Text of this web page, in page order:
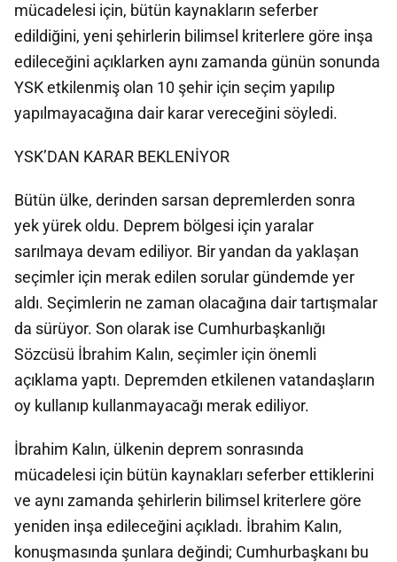
mücadelesi için, bütün kaynakların seferber
edildiğini, yeni şehirlerin bilimsel kriterlere göre inşa
edileceğini açıklarken aynı zamanda günün sonunda
YSK etkilenmiş olan 10 şehir için seçim yapılıp
yapılmayacağına dair karar vereceğini söyledi.
YSK’DAN KARAR BEKLENİYOR
Bütün ülke, derinden sarsan depremlerden sonra
yek yürek oldu. Deprem bölgesi için yaralar
sarılmaya devam ediliyor. Bir yandan da yaklaşan
seçimler için merak edilen sorular gündemde yer
aldı. Seçimlerin ne zaman olacağına dair tartışmalar
da sürüyor. Son olarak ise Cumhurbaşkanlığı
Sözcüsü İbrahim Kalın, seçimler için önemli
açıklama yaptı. Depremden etkilenen vatandaşların
oy kullanıp kullanmayacağı merak ediliyor.
İbrahim Kalın, ülkenin deprem sonrasında
mücadelesi için bütün kaynakları seferber ettiklerini
ve aynı zamanda şehirlerin bilimsel kriterlere göre
yeniden inşa edileceğini açıkladı. İbrahim Kalın,
konuşmasında şunlara değindi; Cumhurbaşkanı bu